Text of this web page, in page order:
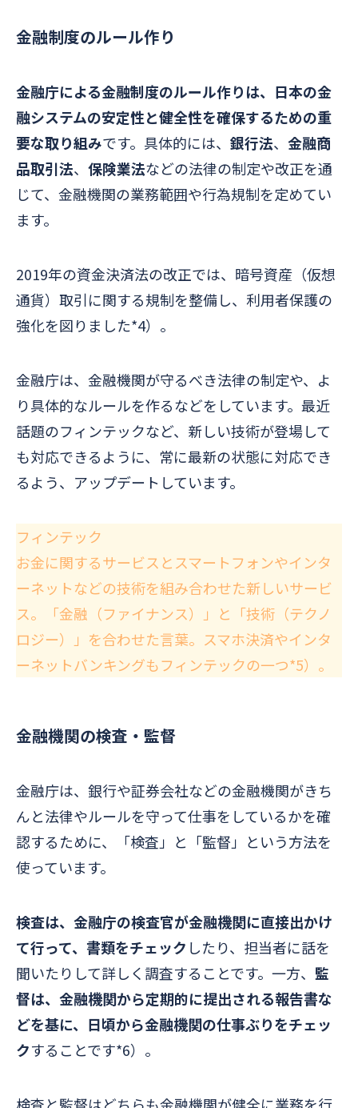
金融制度のルール作り
金融庁による金融制度のルール作りは、日本の金
融システムの安定性と健全性を確保するための重
要な取り組みです。具体的には、 銀行法、 金融商
品取引法、 保険業法などの法律の制定や改正を通
じて、金融機関の業務範囲や行為規制を定めてい
ます。
2019年の資金決済法の改正では、暗号資産（仮想
通貨）取引に関する規制を整備し、利用者保護の
強化を図りました*4）。
金融庁は、金融機関が守るべき法律の制定や、よ
り具体的なルールを作るなどをしています。最近
話題のフィンテックなど、新しい技術が登場して
も対応できるように、常に最新の状態に対応でき
るよう、アップデートしています。
フィンテック
お金に関するサービスとスマートフォンやインタ
ーネットなどの技術を組み合わせた新しいサービ
ス。「金融（ファイナンス）」と「技術（テクノ
ロジー）」を合わせた言葉。スマホ決済やインタ
ーネットバンキングもフィンテックの一つ*5）。
金融機関の検査・監督
金融庁は、銀行や証券会社などの金融機関がきち
んと法律やルールを守って仕事をしているかを確
認するために、「検査」と「監督」という方法を
使っています。
検査は、金融庁の検査官が金融機関に直接出かけ
て行って、書類をチェック したり、担当者に話を
聞いたりして詳しく調査することです。一方、 監
督は、金融機関から定期的に提出される報告書な
どを基に、日頃から金融機関の仕事ぶりをチェッ
クすることです*6）。